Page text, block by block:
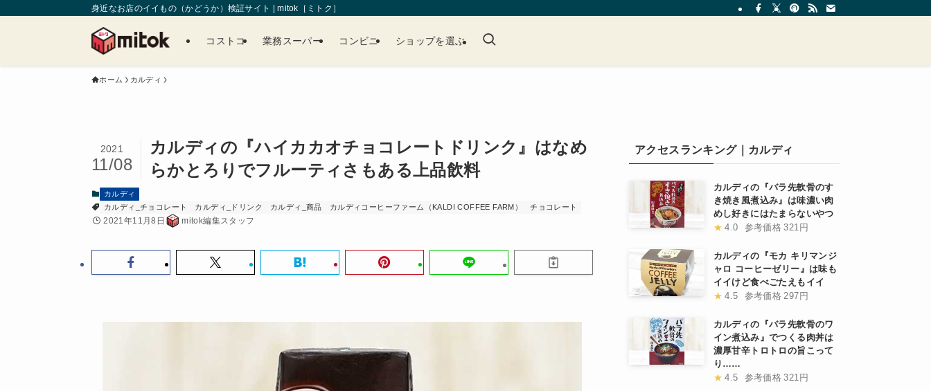
身近なお店のイイもの（かどうか）検証サイト | mitok［ミトク］
コストコ 業務スーパー コンビニ ショップを選ぶ
ホーム カルディ
カルディの『ハイカカオチョコレートドリンク』はなめ
らかとろりでフルーティさもある上品飲料
2021
11/08
カルディ
カルディ_チョコレート
カルディ_ドリンク カルディ_商品 カルディコーヒーファーム（KALDI COFFEE FARM） チョコレート
2021年11月8日 mitok編集スタッフ
アクセスランキング｜カルディ
カルディの『バラ先軟骨のす
き焼き風煮込み』は味濃い肉
めし好きにはたまらないやつ
★ 4.0 参考価格 321円
カルディの『モカ キリマンジ
ャロ コーヒーゼリー』は味も
イイけど食べごたえもイイ
★ 4.5 参考価格 297円
カルディの『バラ先軟骨のワ
イン煮込み』でつくる肉丼は
濃厚甘辛トロトロの旨こって
り……
★ 4.5 参考価格 321円